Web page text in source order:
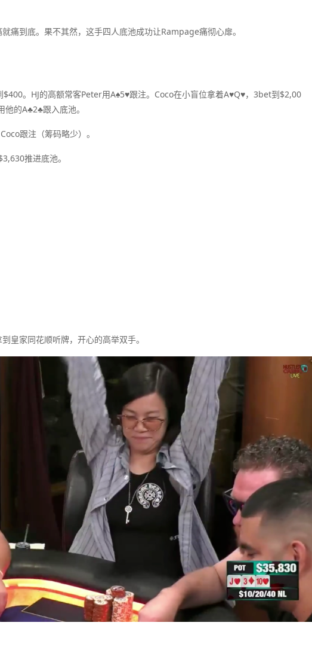
痛到底。果不其然，这手四人底池成功让Rampage痛彻心扉。
。HJ的高额常客Peter用A♠5♥跟注。Coco在小盲位拿着A♥Q♥，3bet到$2,00
的A♣2♣跟入底池。
跟注（筹码略少）。
推进底池。
皇家同花顺听牌，开心的高举双手。